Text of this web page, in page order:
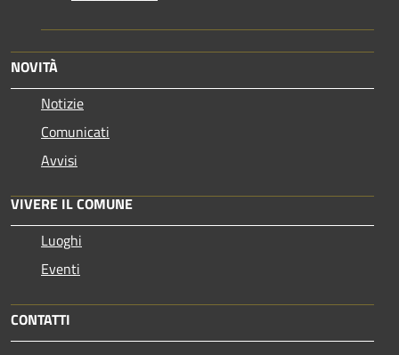
NOVITÀ
Notizie
Comunicati
Avvisi
VIVERE IL COMUNE
Luoghi
Eventi
CONTATTI